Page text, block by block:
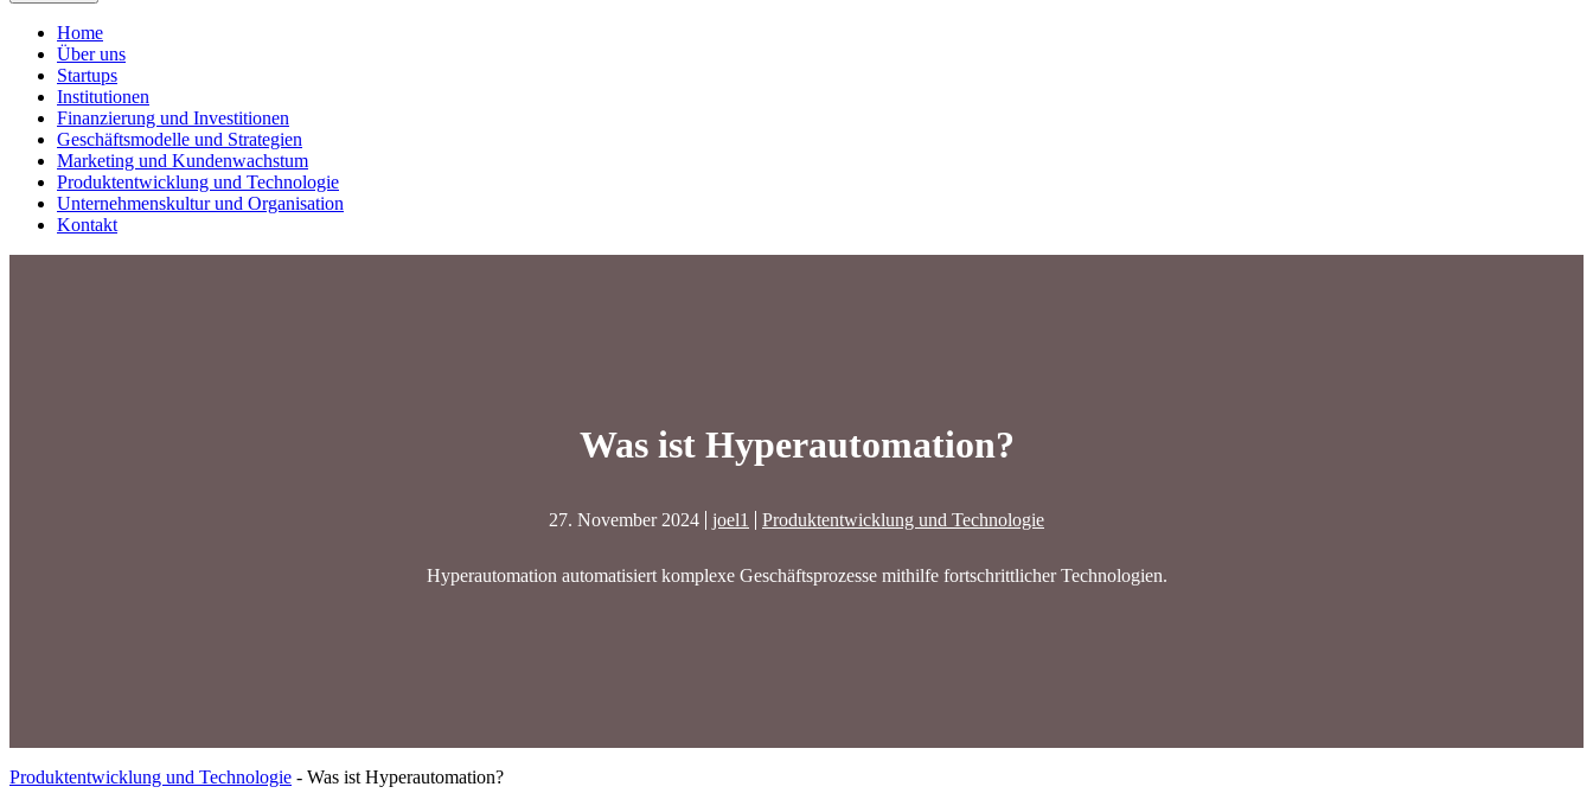
Home
Über uns
Startups
Institutionen
Finanzierung und Investitionen
Geschäftsmodelle und Strategien
Marketing und Kundenwachstum
Produktentwicklung und Technologie
Unternehmenskultur und Organisation
Kontakt
Was ist Hyperautomation?
27. November 2024 joel1 Produktentwicklung und Technologie
Hyperautomation automatisiert komplexe Geschäftsprozesse mithilfe fortschrittlicher Technologien.
Produktentwicklung und Technologie - Was ist Hyperautomation?